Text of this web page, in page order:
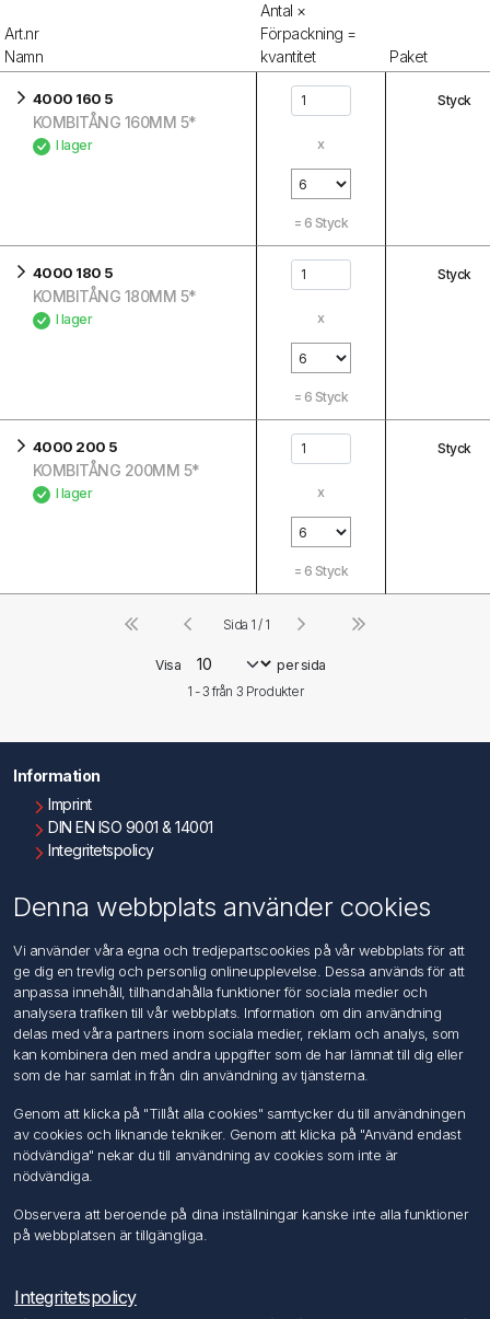
Art.nr
Namn
Antal ×
Förpackning =
kvantitet
Paket
4000 160 5
KOMBITÅNG 160MM 5*
I lager x
= 6 Styck
Styck
4000 180 5
KOMBITÅNG 180MM 5*
I lager x
= 6 Styck
Styck
4000 200 5
KOMBITÅNG 200MM 5*
I lager x
= 6 Styck
Styck
Visa
per sida
1 - 3 från 3 Produkter
Sida 1 / 1
Information
Imprint
DIN EN ISO 9001 & 14001
Integritetspolicy
Kontakta oss
Kundtjänst
Sök
Mitt konto
Mina ordrar
Mina adresser
Följ oss
Denna webbplats använder cookies
Vi använder våra egna och tredjepartscookies på vår webbplats för att
ge dig en trevlig och personlig onlineupplevelse. Dessa används för att
anpassa innehåll, tillhandahålla funktioner för sociala medier och
analysera trafiken till vår webbplats. Information om din användning
delas med våra partners inom sociala medier, reklam och analys, som
kan kombinera den med andra uppgifter som de har lämnat till dig eller
som de har samlat in från din användning av tjänsterna.
Genom att klicka på "Tillåt alla cookies" samtycker du till användningen
av cookies och liknande tekniker. Genom att klicka på "Använd endast
nödvändiga" nekar du till användning av cookies som inte är
nödvändiga.
Observera att beroende på dina inställningar kanske inte alla funktioner
på webbplatsen är tillgängliga.
Integritetspolicy